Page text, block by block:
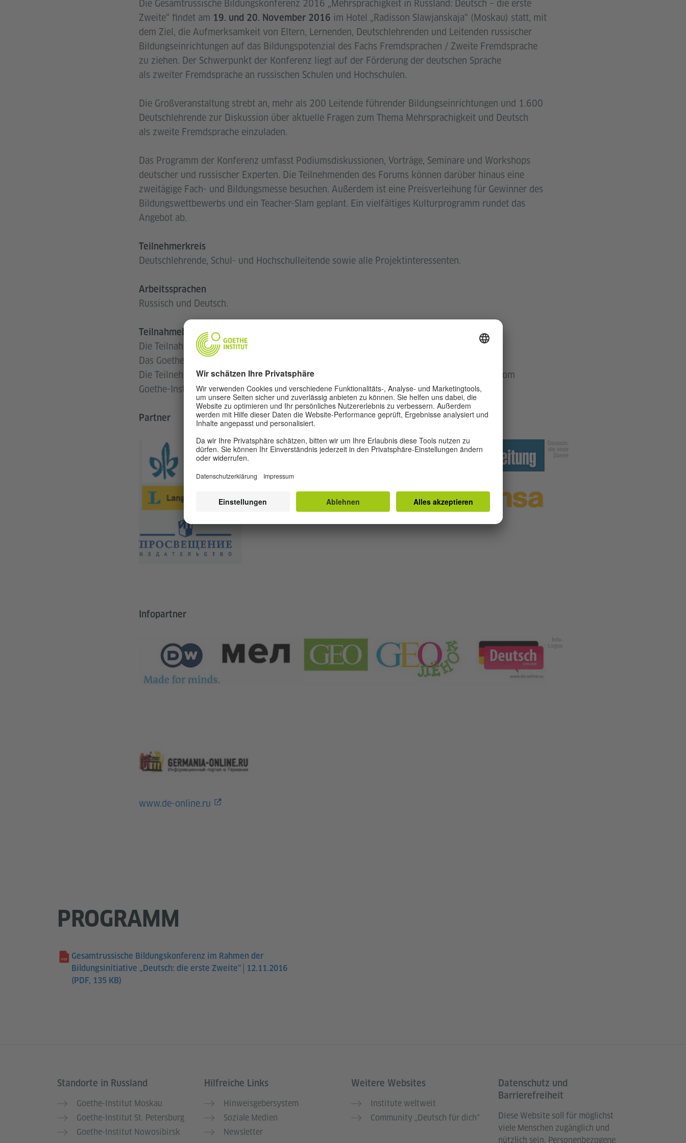
Die Gesamtrussische Bildungskonferenz 2016 „Mehrsprachigkeit in Russland: Deutsch – die erste
Zweite“ findet am 19. und 20. November 2016 im Hotel „Radisson Slawjanskaja“ (Moskau) statt, mit
dem Ziel, die Aufmerksamkeit von Eltern, Lernenden, Deutschlehrenden und Leitenden russischer
Bildungseinrichtungen auf das Bildungspotenzial des Fachs Fremdsprachen / Zweite Fremdsprache
zu ziehen. Der Schwerpunkt der Konferenz liegt auf der Förderung der deutschen Sprache
als zweiter Fremdsprache an russischen Schulen und Hochschulen.
Die Großveranstaltung strebt an, mehr als 200 Leitende führender Bildungseinrichtungen und 1.600
Deutschlehrende zur Diskussion über aktuelle Fragen zum Thema Mehrsprachigkeit und Deutsch
als zweite Fremdsprache einzuladen.
Das Programm der Konferenz umfasst Podiumsdiskussionen, Vorträge, Seminare und Workshops
deutscher und russischer Experten. Die Teilnehmenden des Forums können darüber hinaus eine
zweitägige Fach- und Bildungsmesse besuchen. Außerdem ist eine Preisverleihung für Gewinner des
Bildungswettbewerbs und ein Teacher-Slam geplant. Ein vielfältiges Kulturprogramm rundet das
Angebot ab.
Teilnehmerkreis
Deutschlehrende, Schul- und Hochschulleitende sowie alle Projektinteressenten.
Arbeitssprachen
Russisch und Deutsch.
Teilnahmebedingungen
Die Teilnahme an der Konferenz ist kostenfrei nach vorheriger Anmeldung.
Das Goethe-Institut übernimmt keine Kosten für Reise und Unterkunft.
Die Teilnehmer/innen erhalten nach Abschluss der Konferenz eine Teilnahmebestätigung vom
Goethe-Institut.
Partner
Deutsch:
die erste
Zweite
Infopartner
Info-
Logos
www.de-online.ru
PROGRAMM
Gesamtrussische Bildungskonferenz im Rahmen der
Bildungsinitiative „Deutsch: die erste Zweite“│12.11.2016
(PDF, 135 KB)
Service- und Informationsbereich
Standorte in Russland
Goethe-Institut Moskau
Goethe-Institut St. Petersburg
Goethe-Institut Nowosibirsk
Hilfreiche Links
Hinweisgebersystem
Soziale Medien
Newsletter
Weitere Websites
Institute weltweit
Community „Deutsch für dich“
Datenschutz und
Barrierefreiheit
Diese Website soll für möglichst
viele Menschen zugänglich und
nützlich sein. Personenbezogene